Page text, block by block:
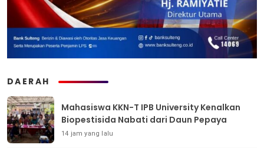
DAERAH
Mahasiswa KKN-T IPB University Kenalkan
Biopestisida Nabati dari Daun Pepaya
14 jam yang lalu